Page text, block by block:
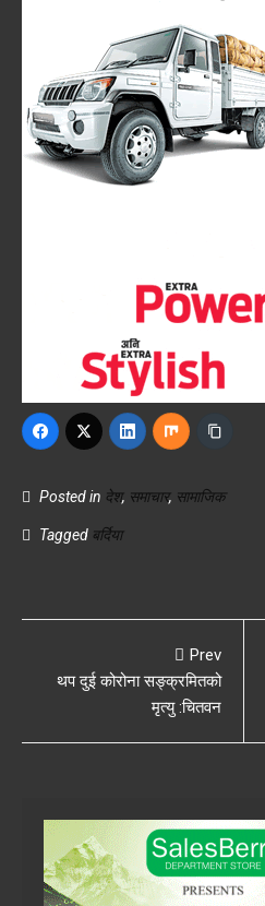
Posted in देश, समाचार, सामाजिक
Tagged बर्दिया
Prev
थप दुई कोरोना सङ्क्रमितको
मृत्यु :चितवन